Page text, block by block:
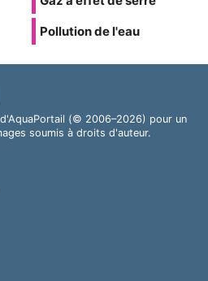
Pollution de l'eau
(© 2006–2026) pour un
soumis à droits d'auteur.